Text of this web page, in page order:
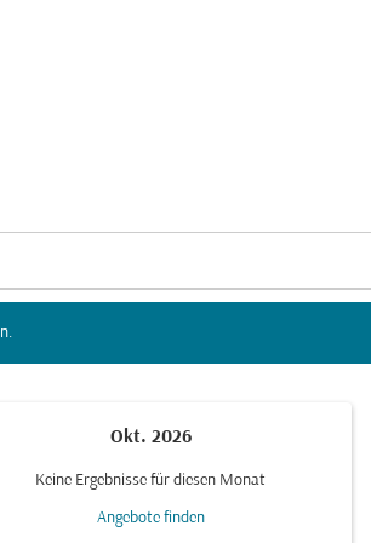
interagieren, um Angebote zu finden.
Okt. 2026
Keine Ergebnisse für diesen Monat
Angebote finden